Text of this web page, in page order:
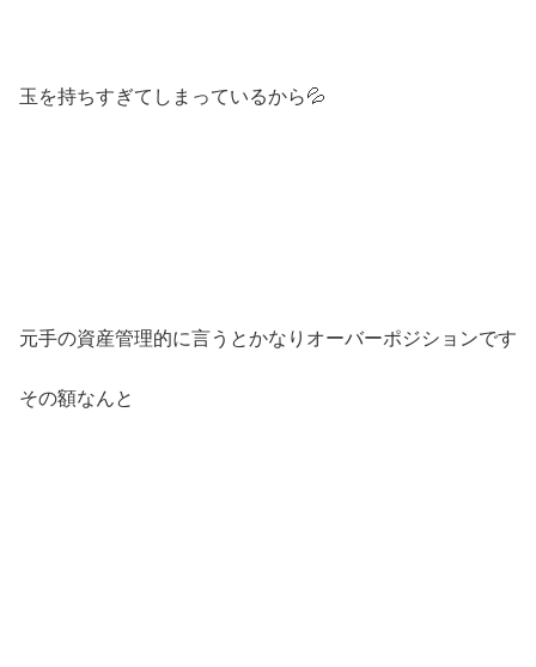
玉を持ちすぎてしまっているから💦
元手の資産管理的に言うとかなりオーバーポジションです
その額なんと